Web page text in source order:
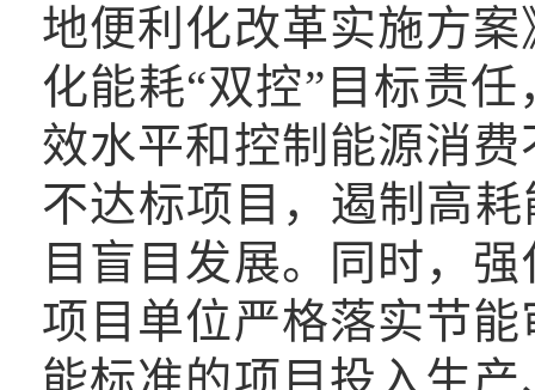
地便利化改革实施方
化能耗“双控”目标责
效水平和控制能源消
不达标项目，遏制高
目盲目发展。同时，
项目单位严格落实节